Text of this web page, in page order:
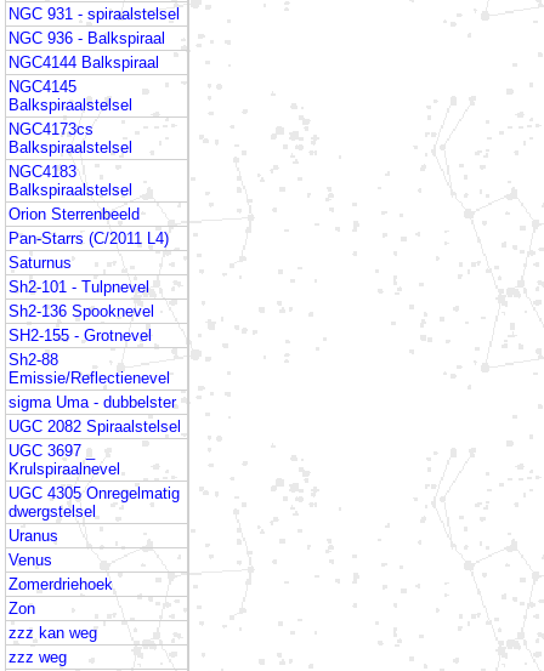
NGC 931 - spiraalstelsel
NGC 936 - Balkspiraal
NGC4144 Balkspiraal
NGC4145
Balkspiraalstelsel
NGC4173cs
Balkspiraalstelsel
NGC4183
Balkspiraalstelsel
Orion Sterrenbeeld
Pan-Starrs (C/2011 L4)
Saturnus
Sh2-101 - Tulpnevel
Sh2-136 Spooknevel
SH2-155 - Grotnevel
Sh2-88
Emissie/Reflectienevel
sigma Uma - dubbelster
UGC 2082 Spiraalstelsel
UGC 3697 _
Krulspiraalnevel
UGC 4305 Onregelmatig
dwergstelsel
Uranus
Venus
Zomerdriehoek
Zon
zzz kan weg
zzz weg